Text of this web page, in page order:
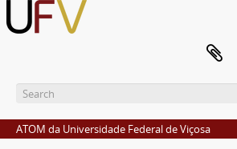
ATOM da Universidade Federal de Viçosa